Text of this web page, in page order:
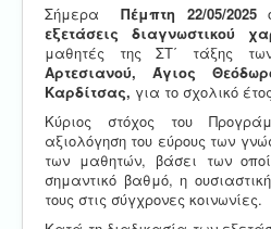
ΣήμεραΠέμπτη 22/05/2025
εξετάσεις διαγνωστικού
μαθητές της ΣΤ΄ τάξης
Αρτεσιανού,
Άγιος
Καρδίτσας, για το σχολικό έτος
Κύριος στόχος του
αξιολόγηση του εύρους των
των μαθητών, βάσει των
σημαντικό βαθμό, η
τους στις σύγχρονες κοινωνίες.